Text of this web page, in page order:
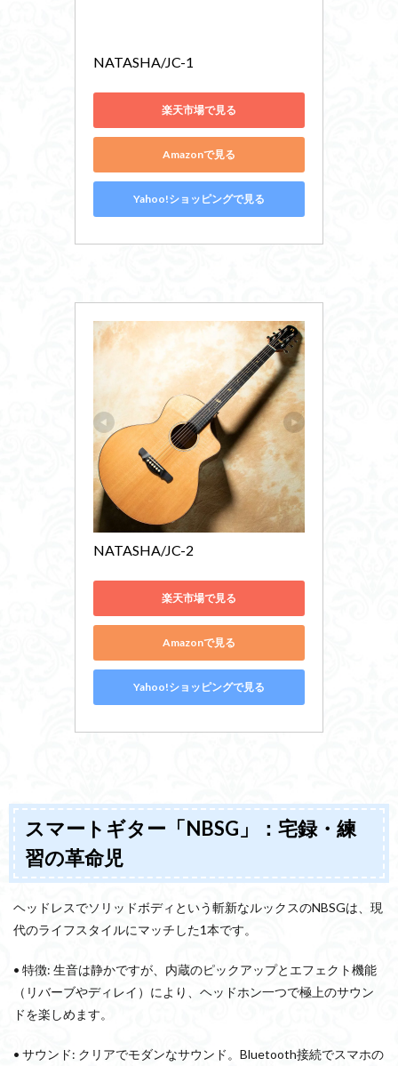
NATASHA/JC-1
楽天市場で見る
Amazonで見る
Yahoo!ショッピングで見る
NATASHA/JC-2
楽天市場で見る
Amazonで見る
Yahoo!ショッピングで見る
スマートギター「NBSG」：宅録・練
習の革命児
ヘッドレスでソリッドボディという斬新なルックスのNBSGは、現
代のライフスタイルにマッチした1本です。
• 特徴: 生音は静かですが、内蔵のピックアップとエフェクト機能
（リバーブやディレイ）により、ヘッドホン一つで極上のサウン
ドを楽しめます。
• サウンド: クリアでモダンなサウンド。Bluetooth接続でスマホの